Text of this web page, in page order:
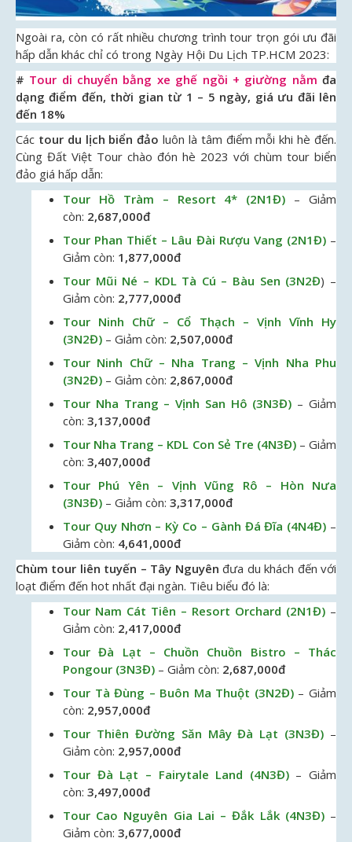
Ngoài ra, còn có rất nhiều chương trình tour trọn gói ưu đãi
hấp dẫn khác chỉ có trong Ngày Hội Du Lịch TP.HCM 2023:
# Tour di chuyển bằng xe ghế ngồi + giường nằm đa
dạng điểm đến, thời gian từ 1 – 5 ngày, giá ưu đãi lên
đến 18%
Các tour du lịch biển đảo luôn là tâm điểm mỗi khi hè đến.
Cùng Đất Việt Tour chào đón hè 2023 với chùm tour biển
đảo giá hấp dẫn:
Tour Hồ Tràm – Resort 4* (2N1Đ) – Giảm
còn: 2,687,000đ
Tour Phan Thiết – Lâu Đài Rượu Vang (2N1Đ) –
Giảm còn: 1,877,000đ
Tour Mũi Né – KDL Tà Cú – Bàu Sen (3N2Đ) –
Giảm còn: 2,777,000đ
Tour Ninh Chữ – Cổ Thạch – Vịnh Vĩnh Hy
(3N2Đ) – Giảm còn: 2,507,000đ
Tour Ninh Chữ – Nha Trang – Vịnh Nha Phu
(3N2Đ) – Giảm còn: 2,867,000đ
Tour Nha Trang – Vịnh San Hô (3N3Đ) – Giảm
còn: 3,137,000đ
Tour Nha Trang – KDL Con Sẻ Tre (4N3Đ) – Giảm
còn: 3,407,000đ
Tour Phú Yên – Vịnh Vũng Rô – Hòn Nưa
(3N3Đ) – Giảm còn: 3,317,000đ
Tour Quy Nhơn – Kỳ Co – Gành Đá Đĩa (4N4Đ) –
Giảm còn: 4,641,000đ
Chùm tour liên tuyến – Tây Nguyên đưa du khách đến với
loạt điểm đến hot nhất đại ngàn. Tiêu biểu đó là:
Tour Nam Cát Tiên – Resort Orchard (2N1Đ) –
Giảm còn: 2,417,000đ
Tour Đà Lạt – Chuồn Chuồn Bistro – Thác
Pongour (3N3Đ) – Giảm còn: 2,687,000đ
Tour Tà Đùng – Buôn Ma Thuột (3N2Đ) – Giảm
còn: 2,957,000đ
Tour Thiên Đường Săn Mây Đà Lạt (3N3Đ) –
Giảm còn: 2,957,000đ
Tour Đà Lạt – Fairytale Land (4N3Đ) – Giảm
còn: 3,497,000đ
Tour Cao Nguyên Gia Lai – Đắk Lắk (4N3Đ) –
Giảm còn: 3,677,000đ